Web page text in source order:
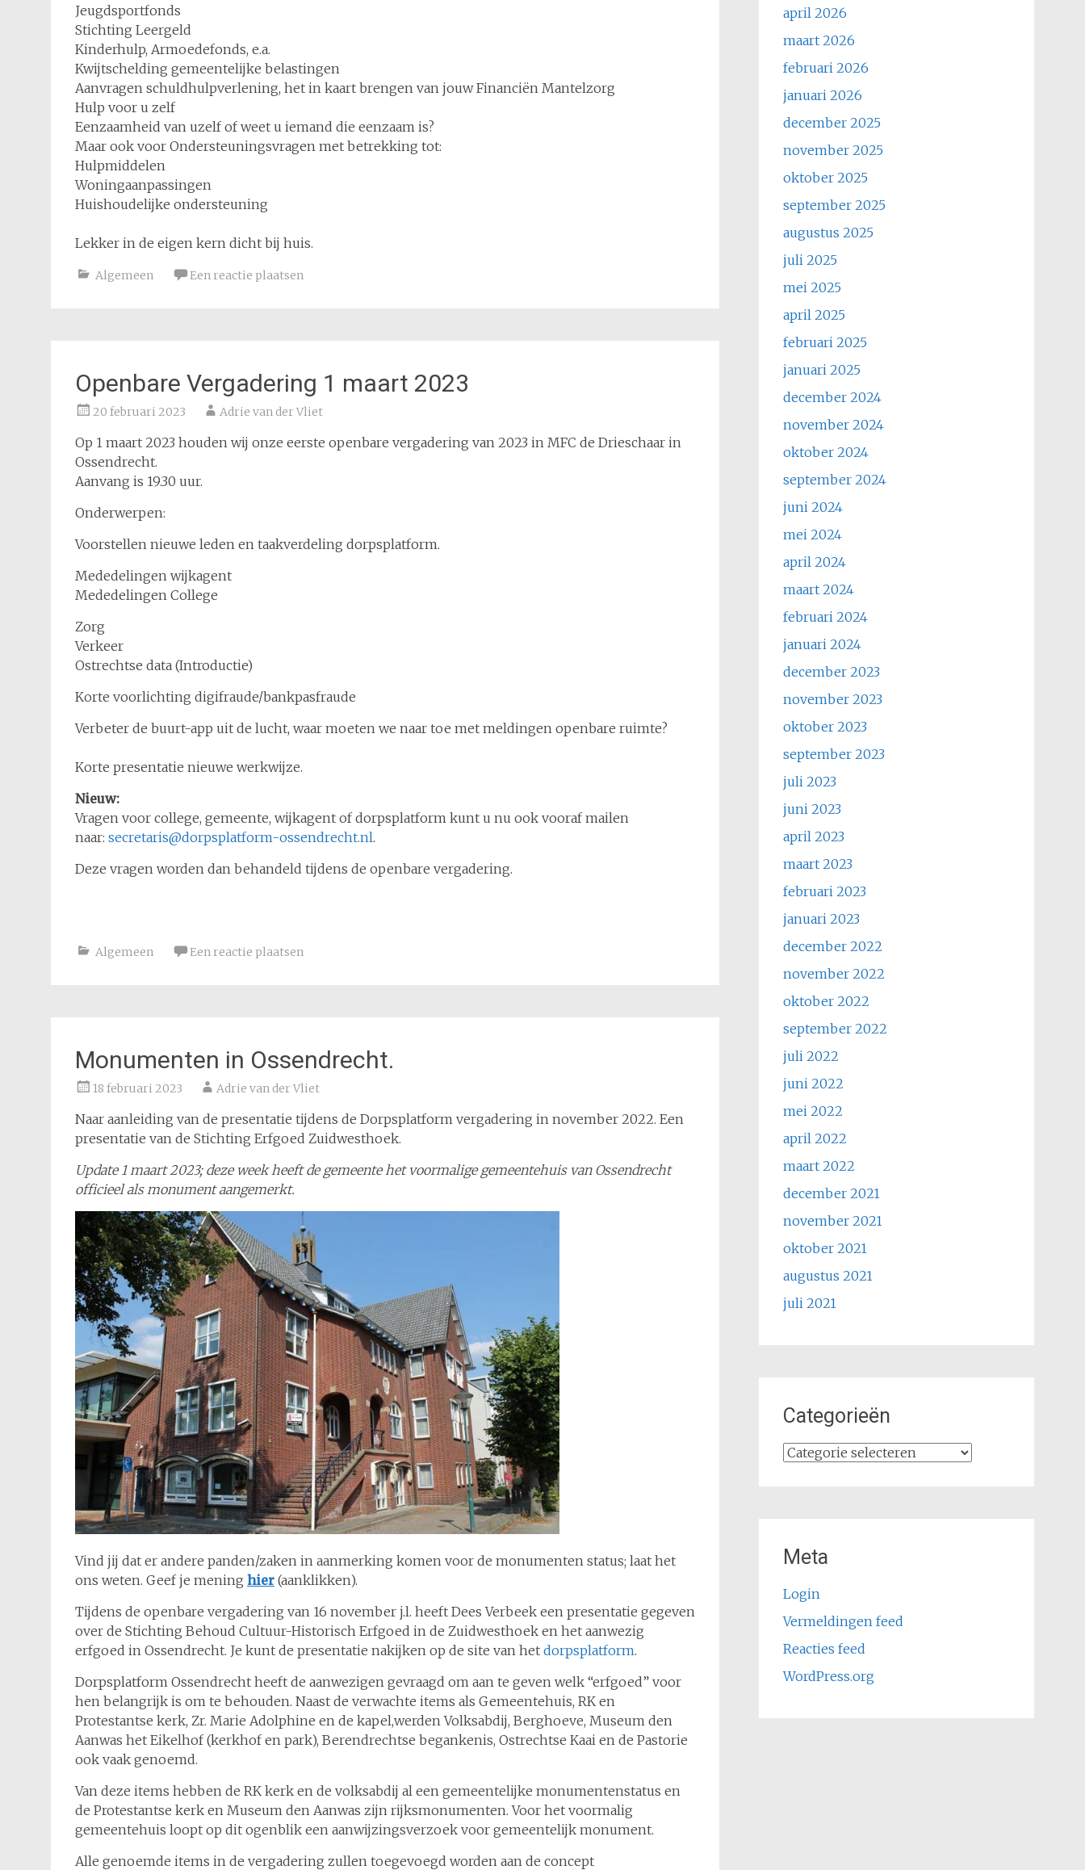
Jeugdsportfonds
Stichting Leergeld
Kinderhulp, Armoedefonds, e.a.
Kwijtschelding gemeentelijke belastingen
Aanvragen schuldhulpverlening, het in kaart brengen van jouw Financiën Mantelzorg
Hulp voor u zelf
Eenzaamheid van uzelf of weet u iemand die eenzaam is?
Maar ook voor Ondersteuningsvragen met betrekking tot:
Hulpmiddelen
Woningaanpassingen
Huishoudelijke ondersteuning
Lekker in de eigen kern dicht bij huis.
Algemeen Een reactie plaatsen
Openbare Vergadering 1 maart 2023
20 februari 2023 Adrie van der Vliet
Op 1 maart 2023 houden wij onze eerste openbare vergadering van 2023 in MFC de Drieschaar in
Ossendrecht.
Aanvang is 19.30 uur.
Onderwerpen:
Voorstellen nieuwe leden en taakverdeling dorpsplatform.
Mededelingen wijkagent
Mededelingen College
Zorg
Verkeer
Ostrechtse data (Introductie)
Korte voorlichting digifraude/bankpasfraude
Verbeter de buurt-app uit de lucht, waar moeten we naar toe met meldingen openbare ruimte?
Korte presentatie nieuwe werkwijze.
Nieuw:
Vragen voor college, gemeente, wijkagent of dorpsplatform kunt u nu ook vooraf mailen
naar: secretaris@dorpsplatform-ossendrecht.nl.
Deze vragen worden dan behandeld tijdens de openbare vergadering.
Algemeen Een reactie plaatsen
Monumenten in Ossendrecht.
18 februari 2023 Adrie van der Vliet
Naar aanleiding van de presentatie tijdens de Dorpsplatform vergadering in november 2022. Een
presentatie van de Stichting Erfgoed Zuidwesthoek.
Update 1 maart 2023; deze week heeft de gemeente het voormalige gemeentehuis van Ossendrecht
officieel als monument aangemerkt.
Vind jij dat er andere panden/zaken in aanmerking komen voor de monumenten status; laat het
ons weten. Geef je mening hier (aanklikken).
Tijdens de openbare vergadering van 16 november j.l. heeft Dees Verbeek een presentatie gegeven
over de Stichting Behoud Cultuur-Historisch Erfgoed in de Zuidwesthoek en het aanwezig
erfgoed in Ossendrecht. Je kunt de presentatie nakijken op de site van het dorpsplatform.
Dorpsplatform Ossendrecht heeft de aanwezigen gevraagd om aan te geven welk “erfgoed” voor
hen belangrijk is om te behouden. Naast de verwachte items als Gemeentehuis, RK en
Protestantse kerk, Zr. Marie Adolphine en de kapel,werden Volksabdij, Berghoeve, Museum den
Aanwas het Eikelhof (kerkhof en park), Berendrechtse begankenis, Ostrechtse Kaai en de Pastorie
ook vaak genoemd.
Van deze items hebben de RK kerk en de volksabdij al een gemeentelijke monumentenstatus en
de Protestantse kerk en Museum den Aanwas zijn rijksmonumenten. Voor het voormalig
gemeentehuis loopt op dit ogenblik een aanwijzingsverzoek voor gemeentelijk monument.
Alle genoemde items in de vergadering zullen toegevoegd worden aan de concept
april 2026
maart 2026
februari 2026
januari 2026
december 2025
november 2025
oktober 2025
september 2025
augustus 2025
juli 2025
mei 2025
april 2025
februari 2025
januari 2025
december 2024
november 2024
oktober 2024
september 2024
juni 2024
mei 2024
april 2024
maart 2024
februari 2024
januari 2024
december 2023
november 2023
oktober 2023
september 2023
juli 2023
juni 2023
april 2023
maart 2023
februari 2023
januari 2023
december 2022
november 2022
oktober 2022
september 2022
juli 2022
juni 2022
mei 2022
april 2022
maart 2022
december 2021
november 2021
oktober 2021
augustus 2021
juli 2021
Categorieën
Categorieën
Meta
Login
Vermeldingen feed
Reacties feed
WordPress.org